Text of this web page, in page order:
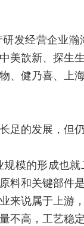
发经营企业
美歆新、探生
、健乃喜、上
足的发展，但
模的形成也
料和关键部件
来说属于上游
不高，工艺稳